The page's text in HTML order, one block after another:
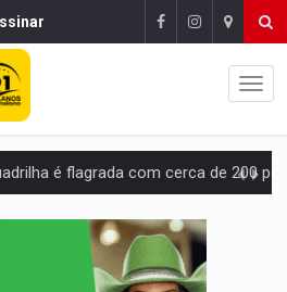
MPF cobra regularização fundiária da
NA ABERTURA:2ª Feira Rondônia Empreendedora segue no Espaço
Secretário da Seinfra de Porto Velho pede